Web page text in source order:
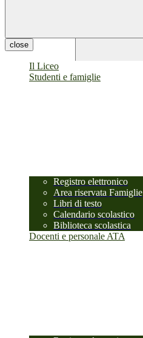
close
Il Liceo
Studenti e famiglie
Registro elettronico
Area riservata Famiglie
Libri di testo
Calendario scolastico
Biblioteca scolastica
Docenti e personale ATA